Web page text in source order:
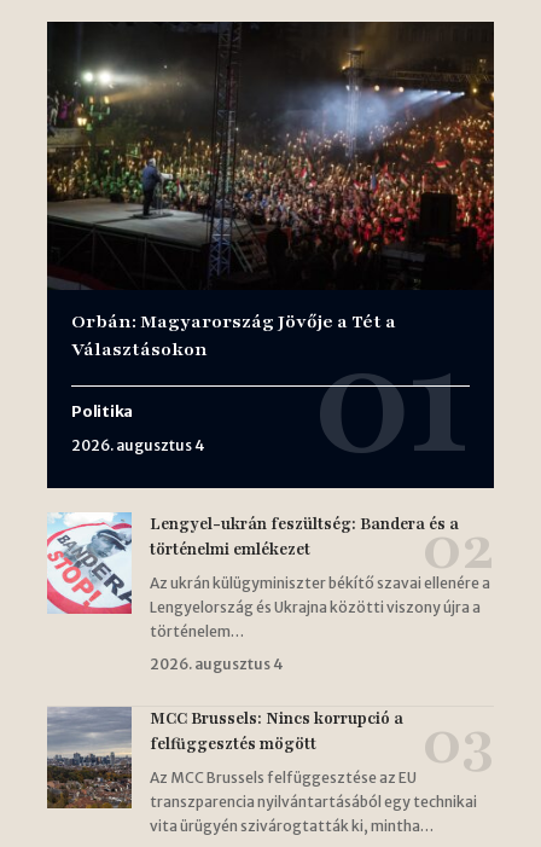
Orbán: Magyarország Jövője a Tét a
Választásokon
Politika
2026. augusztus 4
Lengyel-ukrán feszültség: Bandera és a
történelmi emlékezet
Az ukrán külügyminiszter békítő szavai ellenére a
Lengyelország és Ukrajna közötti viszony újra a
történelem…
2026. augusztus 4
MCC Brussels: Nincs korrupció a
felfüggesztés mögött
Az MCC Brussels felfüggesztése az EU
transzparencia nyilvántartásából egy technikai
vita ürügyén szivárogtatták ki, mintha…